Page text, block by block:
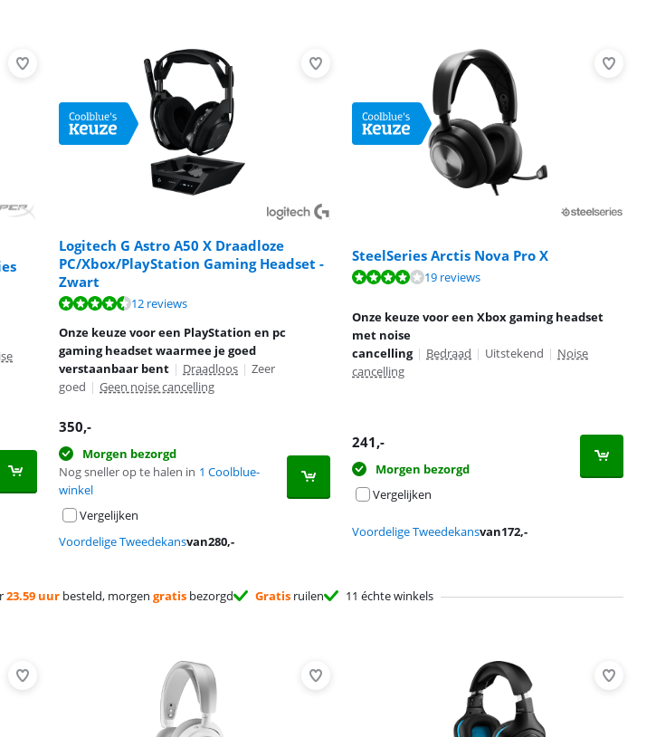
reviews.
Logitech G Astro A50 X Draadloze
PC/Xbox/PlayStation Gaming Headset -
Zwart
reviews.
12 reviews
Onze keuze voor een PlayStation en pc
gaming headset waarmee je goed
verstaanbaar bent | Draadloos | Zeer
goed | Geen noise cancelling
350,-
Morgen bezorgd
Nog sneller op te halen in 1 Coolblue-
winkel
Vergelijken
Voordelige Tweedekansvan280,-
SteelSeries Arctis Nova Pro X
reviews. 19 reviews
Onze keuze voor een Xbox gaming headset
met noise
cancelling | Bedraad | Uitstekend | Noise
cancelling
241,-
Morgen bezorgd
Vergelijken
Voordelige Tweedekansvan172,-
23.59 uur besteld, morgen gratis bezorgd Gratis ruilen 11 échte winkels